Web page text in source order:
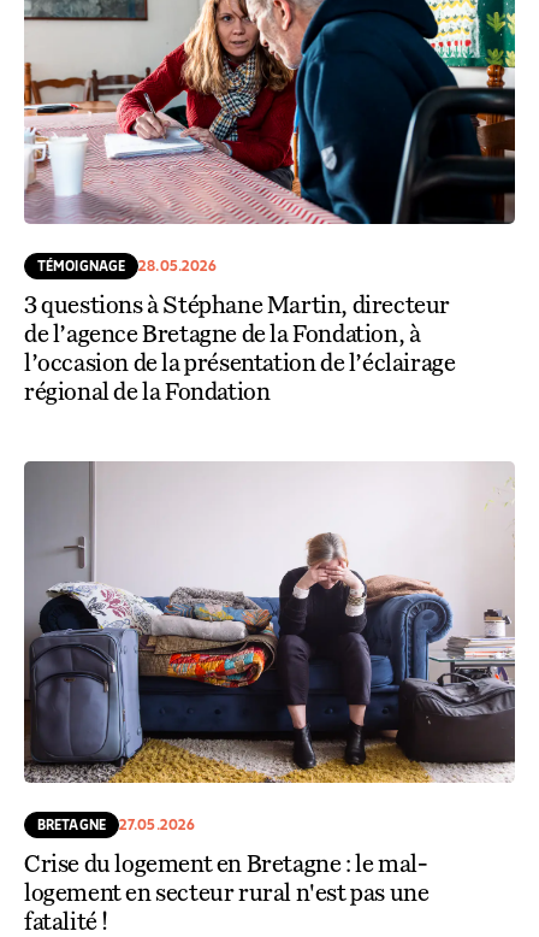
TÉMOIGNAGE 28.05.2026
3 questions à Stéphane Martin, directeur
de l’agence Bretagne de la Fondation, à
l’occasion de la présentation de l’éclairage
régional de la Fondation
BRETAGNE 27.05.2026
Crise du logement en Bretagne : le mal-
logement en secteur rural n'est pas une
fatalité !